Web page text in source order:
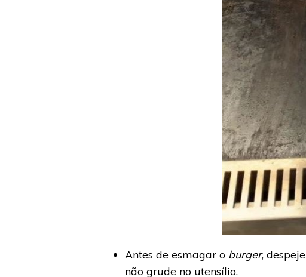
Antes de esmagar o burger,
não grude no utensílio.